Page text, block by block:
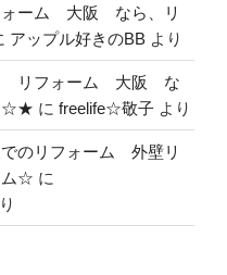
ーム 大阪 なら、リ
アップル好きのBB より
リフォーム 大阪 な
に freelife☆敬子 より
のリフォーム 外壁リ
ム☆ に